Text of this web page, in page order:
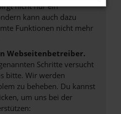
nicht nur ein
kann auch dazu
Funktionen nicht mehr
Webseitenbetreiber.
Schritte versucht
bitte. Wir werden
zu beheben. Du kannst
um uns bei der